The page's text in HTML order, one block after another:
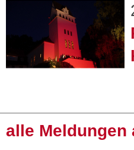
alle Meldungen